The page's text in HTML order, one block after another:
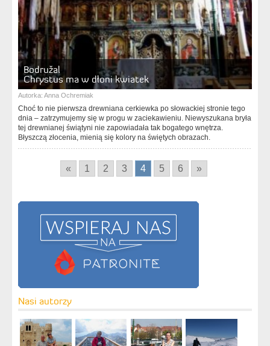
Bodružal
Chrystus ma w dłoni kwiatek
Autorka: Anna Ochremiak
Choć to nie pierwsza drewniana cerkiewka po słowackiej stronie tego
dnia – zatrzymujemy się w progu w zaciekawieniu. Niewyszukana bryła
tej drewnianej świątyni nie zapowiadała tak bogatego wnętrza.
Błyszczą złocenia, mienią się kolory na świętych obrazach.
« 1 2 3 4 5 6 »
Nasi autorzy